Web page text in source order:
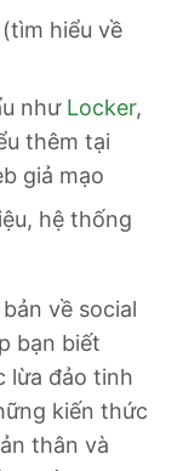
hiểu về
như Locker,
thêm tại
giả mạo
hệ thống
về social
bạn biết
lừa đảo tinh
kiến thức
thân và